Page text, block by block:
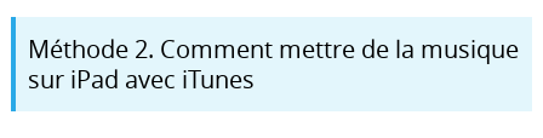
Méthode 2. Comment mettre de la musique
sur iPad avec iTunes